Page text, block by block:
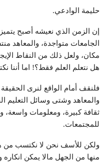
حليمة الوادعي.
إن الزمن الذي نعيشه أصبح
الجامعات متواجدة، والمعاهد
مكان، ولعل ذلك من النقاط
هل نتعلم العلم فقط؟! اما أننا
فلنقف أمام الواقع لنرى
والمعاهد وشتى وسائل التعليم
ثقافة كبيرة، ومعلومات واسعة،
للمجتمعات.
ولكن للأسف نحن لا نكتسب من
منها من الجهل مالا يمكن